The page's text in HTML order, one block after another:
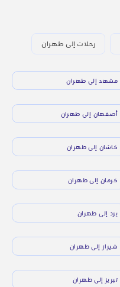
رحلات إلى طهران
مشهد إلى طهران
أصفهان إلى طهران
كاشان إلى طهران
كرمان إلى طهران
يزد إلى طهران
شيراز إلى طهران
تبريز إلى طهران